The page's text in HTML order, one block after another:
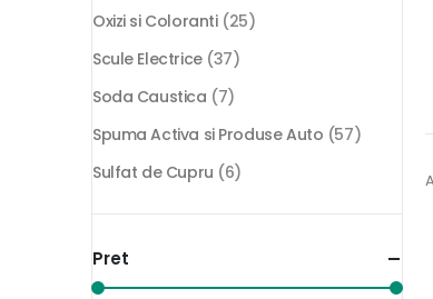
Oxizi si Coloranti (25)
Scule Electrice (37)
Soda Caustica (7)
Spuma Activa si Produse Auto (57)
Sulfat de Cupru (6)
Pret